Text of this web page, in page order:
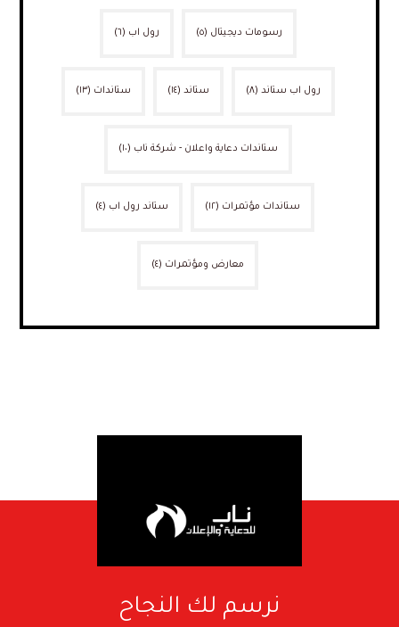
رسومات ديجيتال (٥) رول اب (٦)
رول اب ستاند (٨) ستاند (١٤) ستاندات (١٣)
ستاندات دعاية واعلان - شركة ناب (١٠)
ستاندات مؤتمرات (١٢) ستاند رول اب (٤)
معارض ومؤتمرات (٤)
نرسم لك النجاح